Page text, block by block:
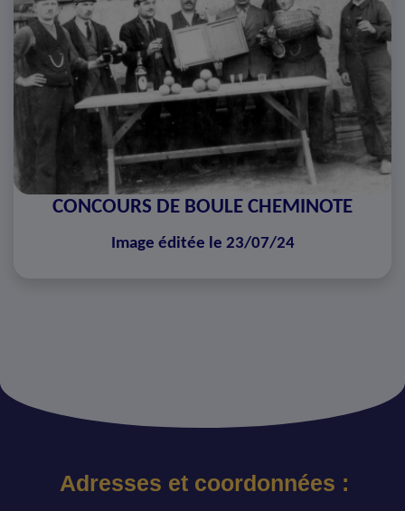
CONCOURS DE BOULE CHEMINOTE
Image éditée le 23/07/24
Adresses et coordonnées :